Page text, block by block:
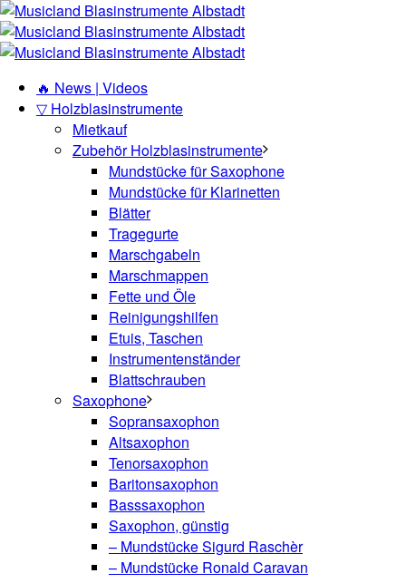
🔥 News | Videos
▽ Holzblasinstrumente
Mietkauf
Zubehör Holzblasinstrumente
Mundstücke für Saxophone
Mundstücke für Klarinetten
Blätter
Tragegurte
Marschgabeln
Marschmappen
Fette und Öle
Reinigungshilfen
Etuis, Taschen
Instrumentenständer
Blattschrauben
Saxophone
Sopransaxophon
Altsaxophon
Tenorsaxophon
Baritonsaxophon
Basssaxophon
Saxophon, günstig
– Mundstücke Sigurd Raschèr
– Mundstücke Ronald Caravan